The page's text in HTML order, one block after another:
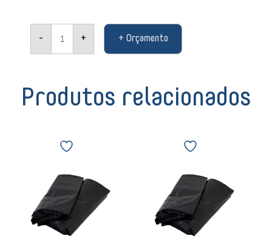
-
Lixo
1170x1340x7235
C/50
quantidade
+ + Orçamento
Produtos relacionados
100L
Preto
MEGA
GBP
com
100
Saquitel
100L
75
X
85
Preto